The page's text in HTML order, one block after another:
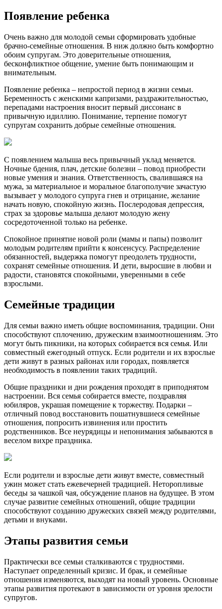
Появление ребенка
Очень важно для молодой семьи сформировать удобные
брачно-семейные отношения. В ниж должно быть комфортно
обоим супругам. Это доверительные отношения,
бесконфликтное общение, умение быть понимающим и
внимательным.
Появление ребенка – непростой период в жизни семьи.
Беременность с женскими капризами, раздражительностью,
перепадами настроения вносит первый диссонанс в
привычную идиллию. Понимание, терпение помогут
супругам сохранить добрые семейные отношения.
С появлением малыша весь привычный уклад меняется.
Ночные бдения, плач, детские болезни – повод приобрести
новые умения и знания. Ответственность, свалившаяся на
мужа, за материальное и моральное благополучие зачастую
вызывает у молодого супруга гнев и отрицание, желание
начать новую, спокойную жизнь. Послеродовая депрессия,
страх за здоровье малыша делают молодую жену
сосредоточенной только на ребенке.
Спокойное принятие новой роли (мамы и папы) позволит
молодым родителям прийти к консенсусу. Распределение
обязанностей, выдержка помогут преодолеть трудности,
сохранят семейные отношения. И дети, выросшие в любви и
радости, становятся спокойными, уверенными в себе
взрослыми.
Семейные традиции
Для семьи важно иметь общие воспоминания, традиции. Они
способствуют сплочению, дружеским взаимоотношениям. Это
могут быть пикники, на которых собирается вся семья. Или
совместный ежегодный отпуск. Если родители и их взрослые
дети живут в разных районах или городах, появляется
необходимость в появлении таких традиций.
Общие праздники и дни рождения проходят в приподнятом
настроении. Вся семья собирается вместе, поздравляя
юбиляров, украшая помещение к торжеству. Подарки –
отличный повод восстановить пошатнувшиеся семейные
отношения, попросить извинения или простить
родственников. Все неурядицы и непонимания забываются в
веселом вихре праздника.
Если родители и взрослые дети живут вместе, совместный
ужин может стать ежевечерней традицией. Неторопливые
беседы за чашкой чая, обсуждение планов на будущее. В этом
случае развитие семейных отношений, общие традиции
способствуют созданию дружеских связей между родителями,
детьми и внуками.
Этапы развития семьи
Практически все семьи сталкиваются с трудностями.
Наступает определенный кризис. И брак, и семейные
отношения изменяются, выходят на новый уровень. Основные
этапы развития протекают в зависимости от уровня зрелости
супругов.